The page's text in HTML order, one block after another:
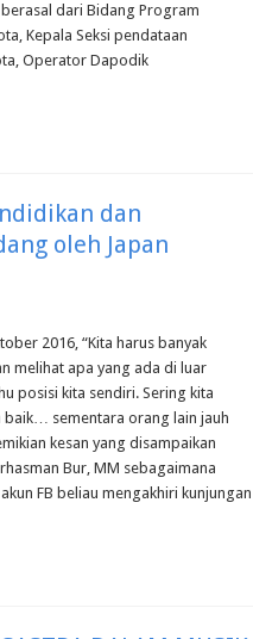
dari Bidang Program
Kepala Seksi pendataan
Operator Dapodik
dan
oleh Japan
2016, “Kita harus banyak
melihat apa yang ada di luar
posisi kita sendiri. Sering kita
baik… sementara orang lain jauh
kesan yang disampaikan
Bur, MM sebagaimana
FB beliau mengakhiri kunjungan